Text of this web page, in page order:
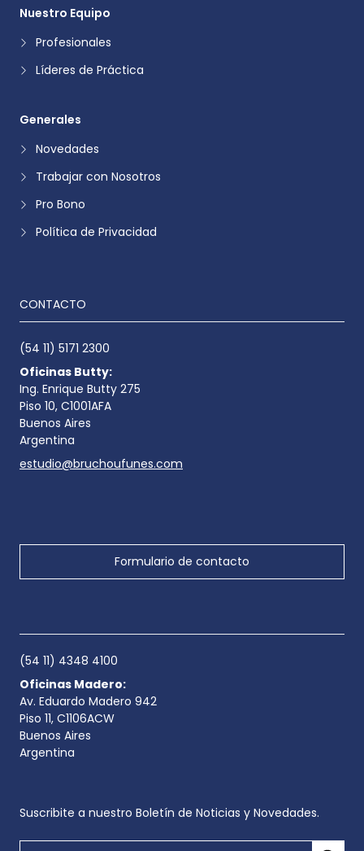
Nuestro Equipo
Profesionales
Líderes de Práctica
Generales
Novedades
Trabajar con Nosotros
Pro Bono
Política de Privacidad
CONTACTO
(54 11) 5171 2300
Oficinas Butty:
Ing. Enrique Butty 275
Piso 10, C1001AFA
Buenos Aires
Argentina
estudio@bruchoufunes.com
Formulario de contacto
(54 11) 4348 4100
Oficinas Madero:
Av. Eduardo Madero 942
Piso 11, C1106ACW
Buenos Aires
Argentina
Suscribite a nuestro Boletín de Noticias y Novedades.